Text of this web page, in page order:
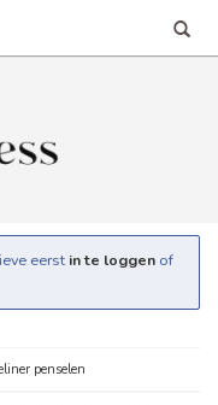
eerst in te loggen of
penselen